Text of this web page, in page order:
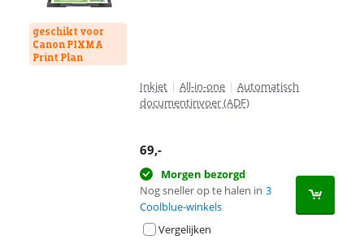
geschikt voor
Canon PIXMA
Print Plan
Inkjet | All-in-one | Automatisch
documentinvoer (ADF)
69,-
Morgen bezorgd
Nog sneller op te halen in 3
Coolblue-winkels
Vergelijken